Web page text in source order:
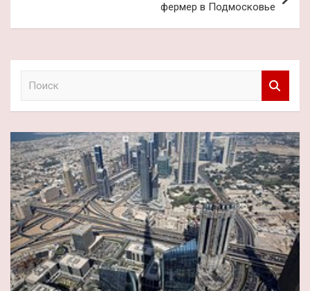
фермер в Подмосковье
к